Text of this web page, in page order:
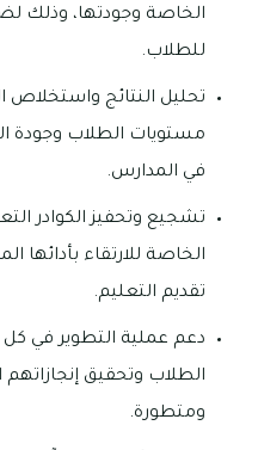
الخاصة وجودتها، وذلك
للطلاب.
تحليل النتائج واستخلاص
مستويات الطلاب وجودة
في المدارس.
تشجيع وتحفيز الكوادر
الخاصة للارتقاء بأدائها
تقديم التعليم.
دعم عملية التطوير في
الطلاب وتحقيق
ومتطورة.